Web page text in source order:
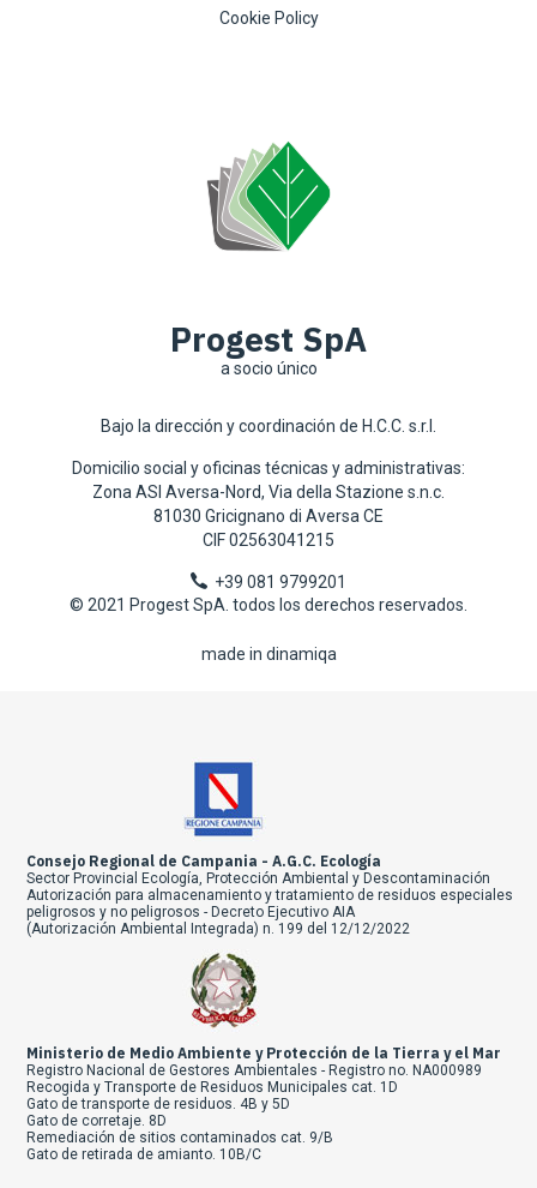
Cookie Policy
Progest SpA
a socio único
Bajo la dirección y coordinación de H.C.C. s.r.l.
Domicilio social y oficinas técnicas y administrativas:
Zona ASI Aversa-Nord, Via della Stazione s.n.c.
81030 Gricignano di Aversa CE
CIF 02563041215
+39 081 9799201
© 2021 Progest SpA. todos los derechos reservados.
made in dinamiqa
Consejo Regional de Campania - A.G.C. Ecología
Sector Provincial Ecología, Protección Ambiental y Descontaminación
Autorización para almacenamiento y tratamiento de residuos especiales
peligrosos y no peligrosos - Decreto Ejecutivo AIA
(Autorización Ambiental Integrada) n. 199 del 12/12/2022
Ministerio de Medio Ambiente y Protección de la Tierra y el Mar
Registro Nacional de Gestores Ambientales - Registro no. NA000989
Recogida y Transporte de Residuos Municipales cat. 1D
Gato de transporte de residuos. 4B y 5D
Gato de corretaje. 8D
Remediación de sitios contaminados cat. 9/B
Gato de retirada de amianto. 10B/C